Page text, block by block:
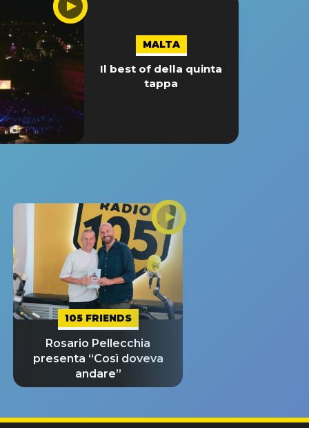
MALTA
Il best of della quinta
tappa
105 FRIENDS
Rosario Pellecchia
presenta “Così doveva
andare”